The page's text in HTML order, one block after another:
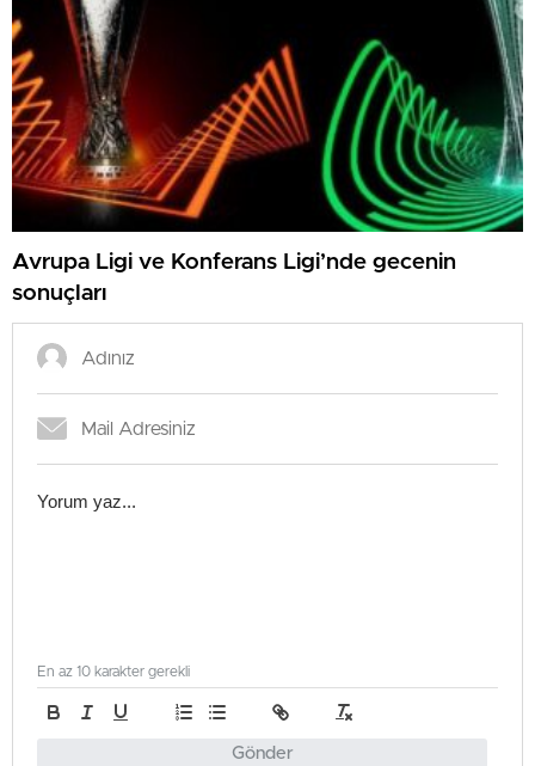
Avrupa Ligi ve Konferans Ligi’nde gecenin
sonuçları
Gönder
En az 10 karakter gerekli